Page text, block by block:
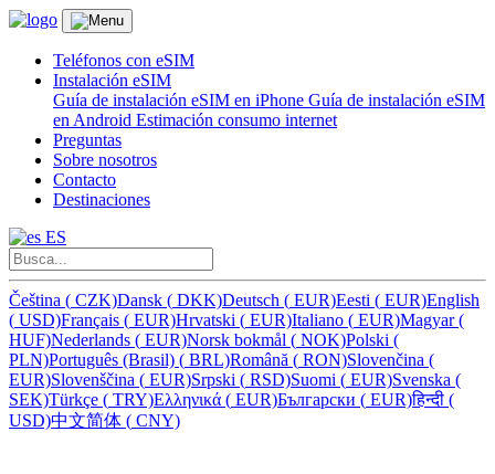
Teléfonos con eSIM
Instalación eSIM
Guía de instalación eSIM en iPhone Guía de instalación eSIM
en Android Estimación consumo internet
Preguntas
Sobre nosotros
Contacto
Destinaciones
ES
Čeština ( CZK)Dansk ( DKK)Deutsch ( EUR)Eesti ( EUR)English
( USD)Français ( EUR)Hrvatski ( EUR)Italiano ( EUR)Magyar(
HUF)Nederlands ( EUR)Norsk bokmål ( NOK)Polski (
PLN)Português (Brasil) ( BRL)Română ( RON)Slovenčina (
EUR)Slovenščina ( EUR)Srpski ( RSD)Suomi ( EUR)Svenska (
SEK)Türkçe ( TRY)Ελληνικά ( EUR)Български ( EUR)हिन्दी (
USD)中文简体 ( CNY)